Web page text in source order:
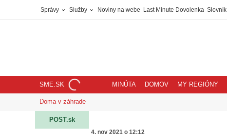
Správy Služby Noviny na webe Last Minute Dovolenka Slovník
SME.SK MINÚTA DOMOV MY REGIÓNY
Doma v záhrade
POST.sk
4. nov 2021 o 12:12